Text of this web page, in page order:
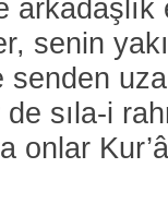
arkadaşlık
senin
senden
sıla-i
onlar